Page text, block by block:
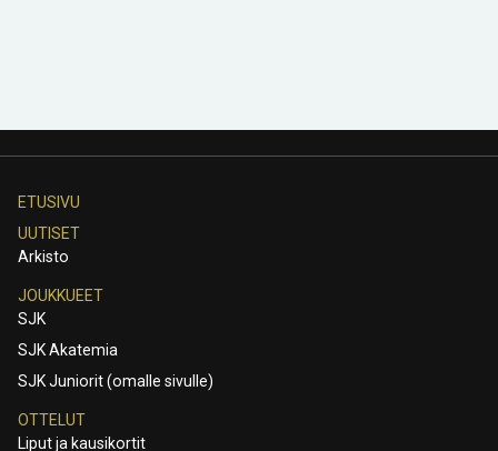
ETUSIVU
UUTISET
Arkisto
JOUKKUEET
SJK
SJK Akatemia
SJK Juniorit (omalle sivulle)
OTTELUT
Liput ja kausikortit